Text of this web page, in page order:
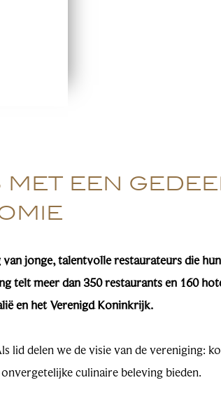
een
jonge, talentvolle restaurateurs die
telt meer dan 350 restaurants en 160
en het Verenigd Koninkrijk.
lid delen we de visie van de vereniging:
culinaire beleving bieden.